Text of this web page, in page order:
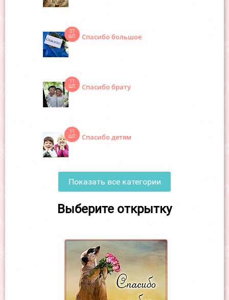
27
ШТ.
Спасибо большое
11
ШТ.
Спасибо брату
11
ШТ.
Спасибо детям
Показать все категории
Выберите открытку